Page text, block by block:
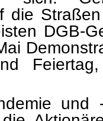
die
DGB-
und